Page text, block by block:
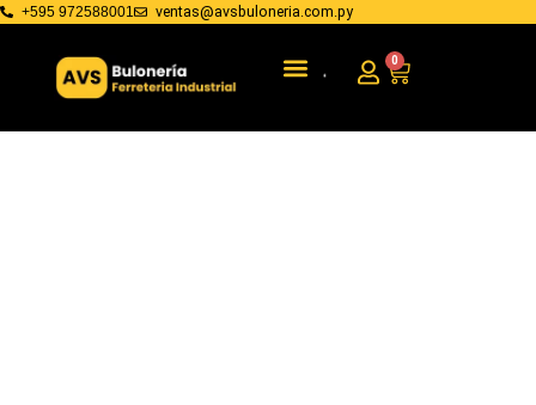
Ir
contenido
+595 972588001 ventas@avsbuloneria.com.py
Menu 0 Cart